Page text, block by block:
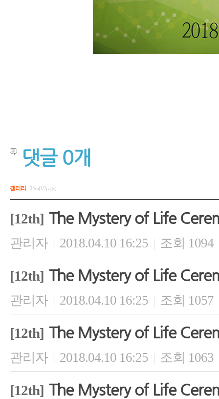
댓글 0개
갤러리 24ea(1/2page)
[12th] The Mystery of Life
관리자 | 2018.04.10 16:25 | 조회 1094
[12th] The Mystery of Life
관리자 | 2018.04.10 16:25 | 조회 1057
[12th] The Mystery of Life
관리자 | 2018.04.10 16:25 | 조회 1063
[12th] The Mystery of Life